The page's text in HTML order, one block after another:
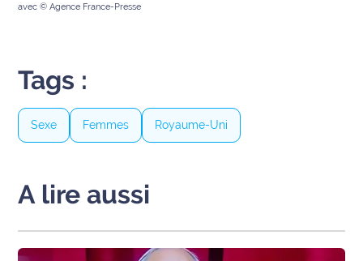
2026
de la
rédaction
coeur
Fil
avec © Agence France-Presse
Tags :
Sexe Femmes Royaume-Uni
A lire aussi